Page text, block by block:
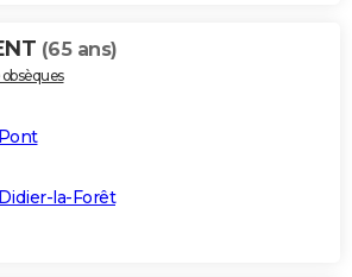
(65 ans)
la-Forêt